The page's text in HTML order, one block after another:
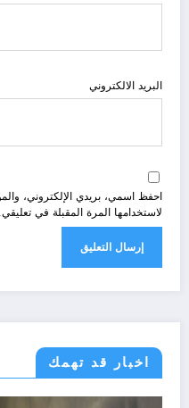
البريد الالكتروني
احفظ اسمي، بريدي الإلكتروني،
لاستخدامها المرة المقبلة في تعليقي.
اخبار قد تهمك